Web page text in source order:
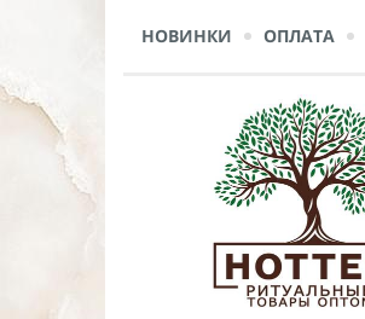
НОВИНКИ ОПЛАТА